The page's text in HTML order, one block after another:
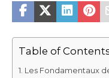
Table of
Les Fondamentaux